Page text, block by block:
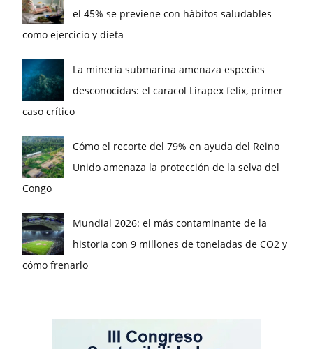
el 45% se previene con hábitos saludables
como ejercicio y dieta
La minería submarina amenaza especies
desconocidas: el caracol Lirapex felix, primer
caso crítico
Cómo el recorte del 79% en ayuda del Reino
Unido amenaza la protección de la selva del
Congo
Mundial 2026: el más contaminante de la
historia con 9 millones de toneladas de CO2 y
cómo frenarlo